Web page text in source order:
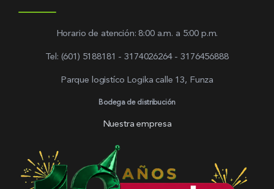
Horario de atención: 8:00 a.m. a 5:00 p.m.
Tel: (601) 5188181 - 3174026264 - 3176456888
Parque logistíco Logika calle 13, Funza
Bodega de distribución
Nuestra empresa